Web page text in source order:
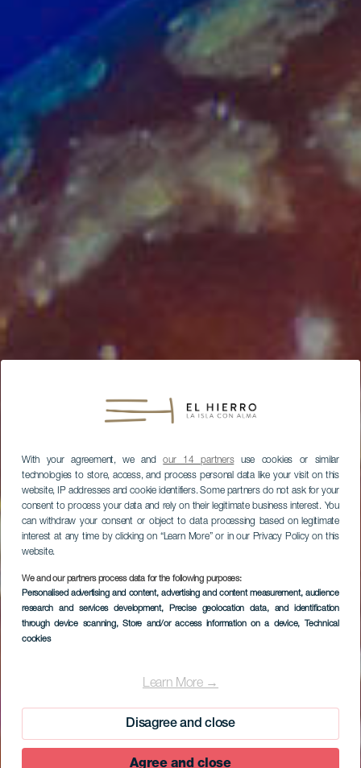
With your agreement, we andour 14 partnersuse cookies or similar
technologies to store, access, and process personal data like your visit on this
website, IP addresses and cookie identifiers. Some partners do not ask for your
consent to process your data and rely on their legitimate business interest. You
can withdraw your consent or object to data processing based on legitimate
interest at any time by clicking on “Learn More” or in our Privacy Policy on this
website.
We and our partners process data for the following purposes:
Personalised advertising and content, advertising and content measurement, audience
research and services development, Precise geolocation data, and identification
through device scanning, Store and/or access information on a device, Technical
cookies
Learn More →
Disagree and close
Agree and close